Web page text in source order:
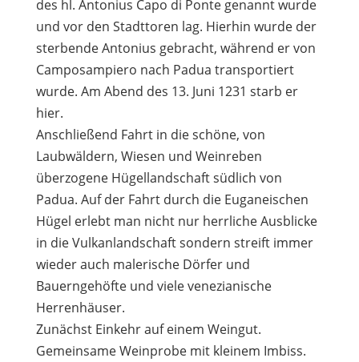
des hl. Antonius Capo di Ponte genannt wurde
und vor den Stadttoren lag. Hierhin wurde der
sterbende Antonius gebracht, während er von
Camposampiero nach Padua transportiert
wurde. Am Abend des 13. Juni 1231 starb er
hier.
Anschließend Fahrt in die schöne, von
Laubwäldern, Wiesen und Weinreben
überzogene Hügellandschaft südlich von
Padua. Auf der Fahrt durch die Euganeischen
Hügel erlebt man nicht nur herrliche Ausblicke
in die Vulkanlandschaft sondern streift immer
wieder auch malerische Dörfer und
Bauerngehöfte und viele venezianische
Herrenhäuser.
Zunächst Einkehr auf einem Weingut.
Gemeinsame Weinprobe mit kleinem Imbiss.